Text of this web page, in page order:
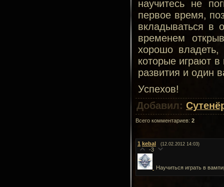
научитесь не
первое время,
вкладываться в
временем
хорошо владеть,
которые играют в
развития и один
Успехов!
Добавил:
Всего комментариев: 2
1 kebal (12.02.2012 14:03)
-3
Научиться играть в